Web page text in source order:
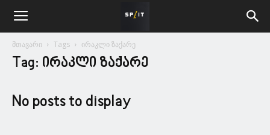
მთავარი Tags ირაკლი ზაქარე
Tag: ირაკლი ზაქარე
No posts to display